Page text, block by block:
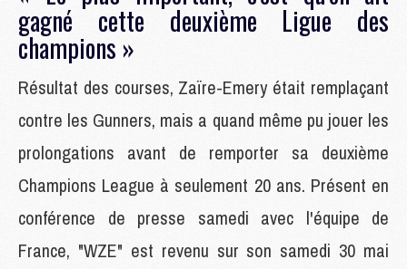
gagné cette deuxième Ligue des
champions »
Résultat des courses, Zaïre-Emery était remplaçant
contre les Gunners, mais a quand même pu jouer les
prolongations avant de remporter sa deuxième
Champions League à seulement 20 ans. Présent en
conférence de presse samedi avec l'équipe de
France, "WZE" est revenu sur son samedi 30 mai